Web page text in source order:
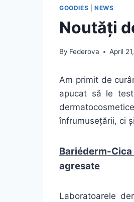
GOODIES NEWS
Noutăți
By Federova April
Am primit de
apucat să le
înfrumusețării, ci și
Bariéderm-
agresate
Laboratoarele